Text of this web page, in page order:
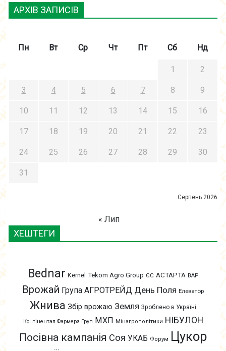
АРХІВ ЗАПИСІВ
Серпень 2026
Пн Вт Ср Чт Пт Сб Нд
1 2
3 4 5 6 7 8 9
10 11 12 13 14 15 16
17 18 19 20 21 22 23
24 25 26 27 28 29 30
31
« Лип
ХЕШТЕГИ
Bednar Kernel Tekom Agro Group ЄС АСТАРТА ВАР
Врожай Група АГРОТРЕЙД День Поля Елеватор
Жнива Збір врожаю Земля Зроблено в Україні
Контінентал Фармерз Груп МХП Мінагрополітики НІБУЛОН
Посівна кампанія Соя УКАБ Форум Цукор